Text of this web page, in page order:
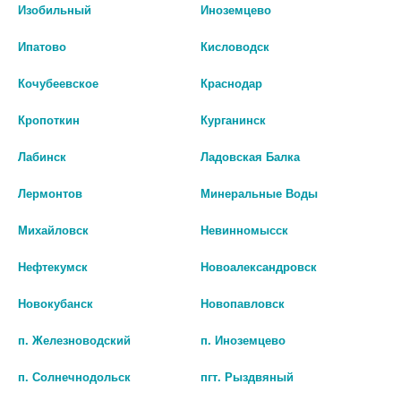
Р-Р Д/МЕСТН. НАРУЖН.
ПРИМ. ФЛ.-КАП. 5444
340
В КОРЗИНУ
Р Д/МЕСТ. И НАР. ПРИМ. ФЛ.
С РАСПЫЛЯЮЩ.
Изобильный Иноземцево
Ипатово Кисловодск
Кочубеевское Краснодар
Кропоткин Курганинск
Лабинск Ладовская Балка
Лермонтов Минеральные Воды
Михайловск Невинномысск
Нефтекумск Новоалександровск
Новокубанск Новопавловск
п. Железноводский п. Иноземцево
п. Солнечнодольск пгт. Рыздвяный